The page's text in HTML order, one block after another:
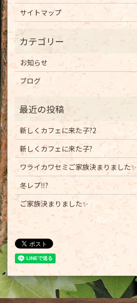
サイトマップ
お知らせ
ブログ
新しくカフェに来た子?2
新しくカフェに来た子?
ワライカワセミご家族決まりました✨
冬レプ‼️?
ご家族決まりました✨